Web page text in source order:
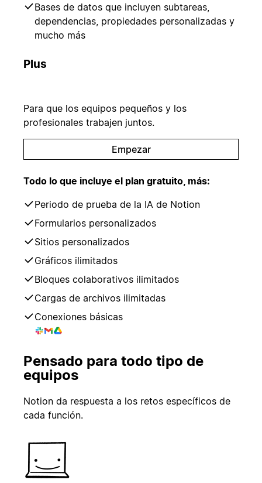
Bases de datos que incluyen subtareas,
dependencias, propiedades personalizadas y
mucho más
Plus
Para que los equipos pequeños y los
profesionales trabajen juntos.
Empezar
Todo lo que incluye el plan gratuito, más:
Periodo de prueba de la IA de Notion
Formularios personalizados
Sitios personalizados
Gráficos ilimitados
Bloques colaborativos ilimitados
Cargas de archivos ilimitadas
Conexiones básicas
Pensado para todo tipo de
equipos
Notion da respuesta a los retos específicos de
cada función.